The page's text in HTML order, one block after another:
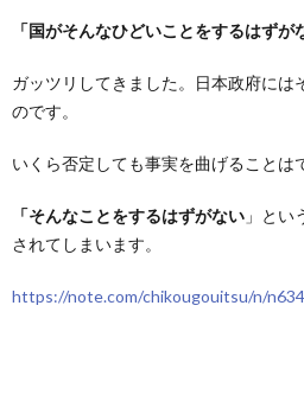
「国がそんなひどいことをするはずが
ガッツリしてきました。日本政府には
のです。
いくら否定しても事実を曲げることは
「そんなことをするはずがない 」とい
されてしまいます。
https://note.com/chikougouitsu/n/